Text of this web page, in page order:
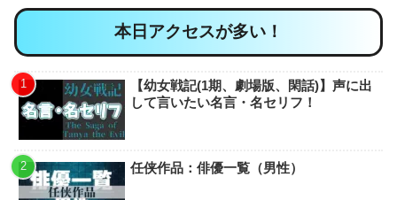
本日アクセスが多い！
【幼女戦記(1期、劇場版、閑話)】声に出
して言いたい名言・名セリフ！
任侠作品：俳優一覧（男性）